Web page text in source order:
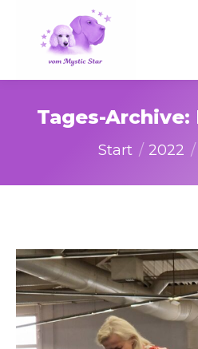
Tages-Archive:
Sie befinden sich
Start 2022